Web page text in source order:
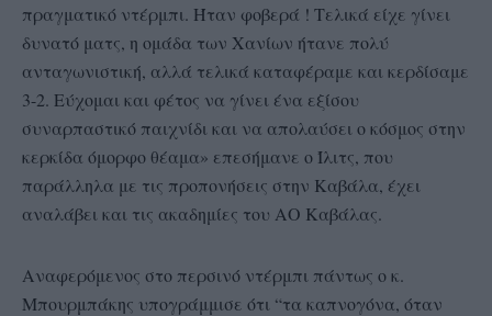
πραγματικό ντέρμπι. Ήταν φοβερά ! Τελικά είχε γίνει
δυνατό ματς, η ομάδα των Χανίων ήτανε πολύ
ανταγωνιστική, αλλά τελικά καταφέραμε και κερδίσαμε
3-2. Εύχομαι και φέτος να γίνει ένα εξίσου
συναρπαστικό παιχνίδι και να απολαύσει ο κόσμος στην
κερκίδα όμορφο θέαμα» επεσήμανε ο Ίλιτς, που
παράλληλα με τις προπονήσεις στην Καβάλα, έχει
αναλάβει και τις ακαδημίες του ΑΟ Καβάλας.
Αναφερόμενος στο περσινό ντέρμπι πάντως ο κ.
Μπουρμπάκης υπογράμμισε ότι “τα καπνογόνα, όταν